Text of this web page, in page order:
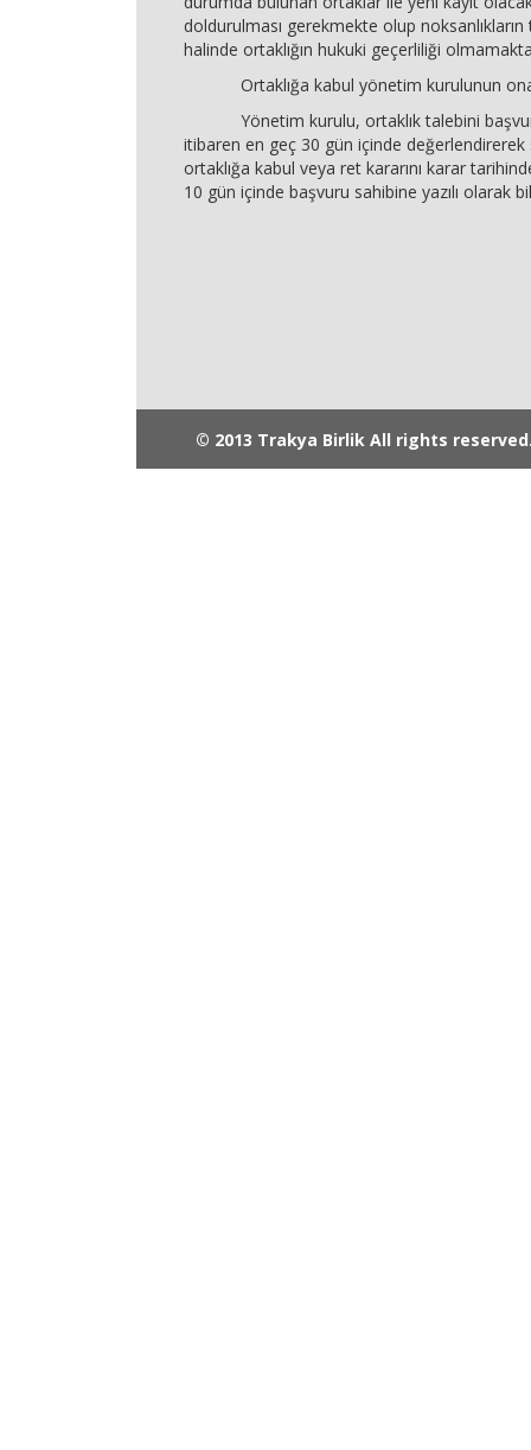
doldurulması gerekmekte olup
halinde ortaklığın hukuki geçerliliği
Ortaklığa kabul yönetim kurulunun
Yönetim kurulu, ortaklık talebini
itibaren en geç 30 gün içinde değerlendirerek
ortaklığa kabul veya ret kararını karar
10 gün içinde başvuru sahibine yazılı olarak
© 2013 Trakya Birlik All rights